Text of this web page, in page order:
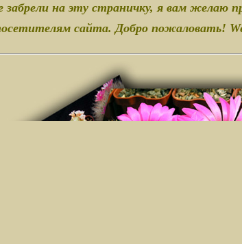
забрели на эту страничку, я вам желаю
сайта. Добро пожаловать!